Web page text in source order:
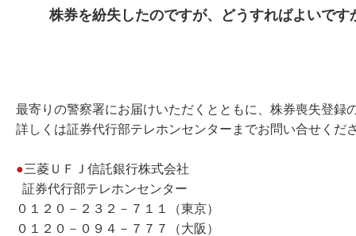
株券を紛失したのですが、どうすればよいです
最寄りの警察署にお届けいただくとともに、株券喪失登録
詳しくは証券代行部テレホンセンターまでお問い合せくだ
●三菱ＵＦＪ信託銀行株式会社
証券代行部テレホンセンター
０１２０－２３２－７１１（東京）
０１２０－０９４－７７７（大阪）